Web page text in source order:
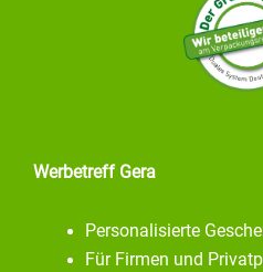
Werbetreff Gera
Personalisierte
Für Firmen und